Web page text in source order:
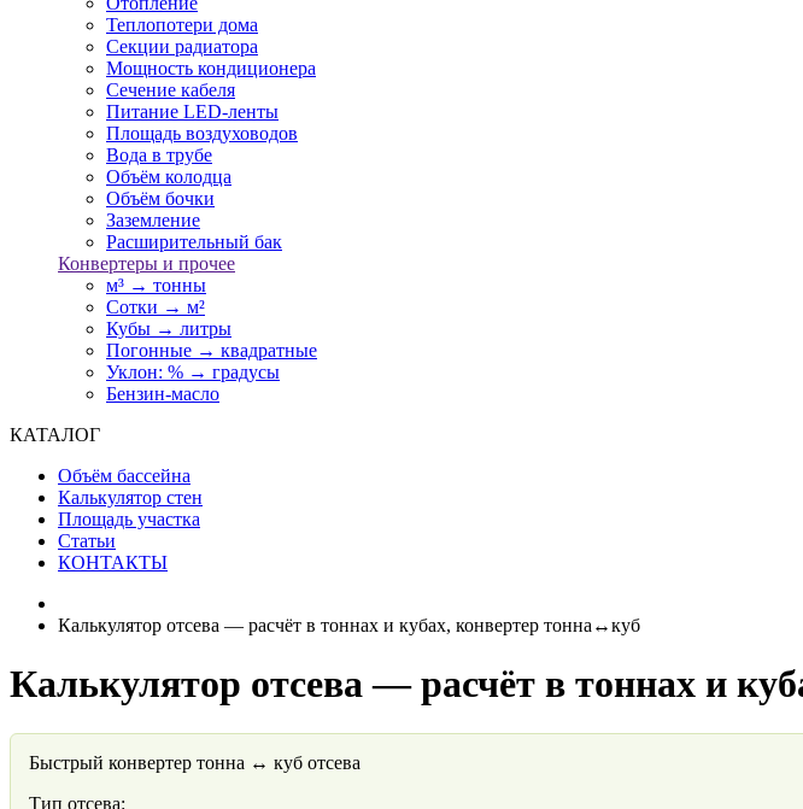
Теплопотери дома
Секции радиатора
Мощность кондиционера
Сечение кабеля
Питание LED-ленты
Площадь воздуховодов
Вода в трубе
Объём колодца
Объём бочки
Заземление
Расширительный бак
Конвертеры и прочее
м³ → тонны
Сотки → м²
Кубы → литры
Погонные → квадратные
Уклон: % → градусы
Бензин-масло
КАТАЛОГ
Объём бассейна
Калькулятор стен
Площадь участка
Статьи
КОНТАКТЫ
Калькулятор отсева — расчёт в тоннах и кубах, конвертер тонна↔куб
Калькулятор отсева — расчёт в тоннах и
Быстрый конвертер тонна ↔ куб отсева
Тип отсева: